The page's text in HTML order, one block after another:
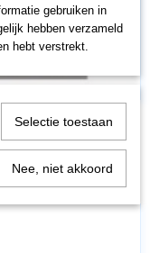
gebruiken in
hebben verzameld
hebt verstrekt.
Selectie toestaan
Nee, niet akkoord